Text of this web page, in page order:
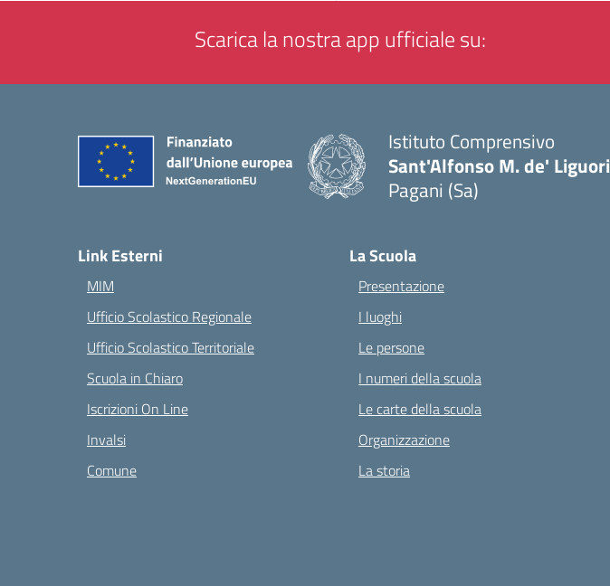
Scarica la nostra app ufficiale su:
Istituto Comprensivo
Sant'Alfonso M. de' Liguori
Pagani (Sa)
Link Esterni
MIM
Ufficio Scolastico Regionale
Ufficio Scolastico Territoriale
Scuola in Chiaro
Iscrizioni On Line
Invalsi
Comune
La Scuola
Presentazione
I luoghi
Le persone
I numeri della scuola
Le carte della scuola
Organizzazione
La storia